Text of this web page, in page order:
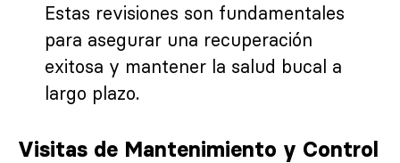
Estas revisiones son fundamentales
para asegurar una recuperación
exitosa y mantener la salud bucal a
largo plazo.
Visitas de Mantenimiento y Control